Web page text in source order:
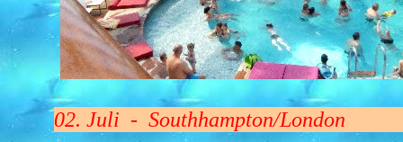
02. Juli - Southhampton/London